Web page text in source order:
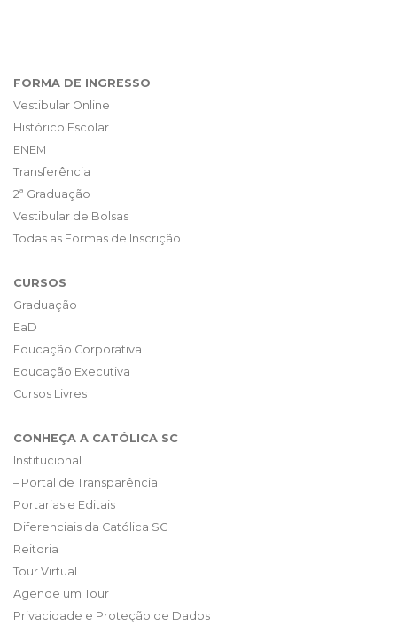
FORMA DE INGRESSO
Vestibular Online
Histórico Escolar
ENEM
Transferência
2ª Graduação
Vestibular de Bolsas
Todas as Formas de Inscrição
CURSOS
Graduação
EaD
Educação Corporativa
Educação Executiva
Cursos Livres
CONHEÇA A CATÓLICA SC
Institucional
– Portal de Transparência
Portarias e Editais
Diferenciais da Católica SC
Reitoria
Tour Virtual
Agende um Tour
Privacidade e Proteção de Dados